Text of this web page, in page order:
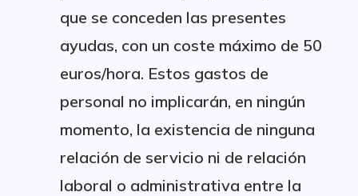
que se conceden las presentes
ayudas, con un coste máximo de 50
euros/hora. Estos gastos de
personal no implicarán, en ningún
momento, la existencia de ninguna
relación de servicio ni de relación
laboral o administrativa entre la